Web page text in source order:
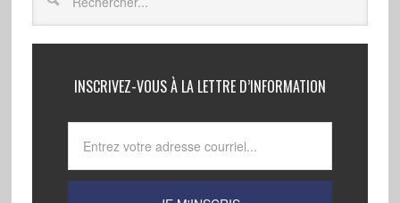
INSCRIVEZ-VOUS À LA LETTRE D’INFORMATION